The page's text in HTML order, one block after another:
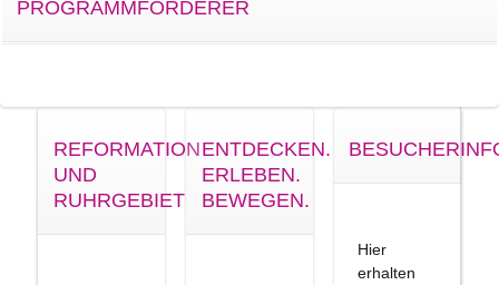
PROGRAMMFÖRDERER
REFORMATION
UND
RUHRGEBIET
ENTDECKEN.
ERLEBEN.
BEWEGEN.
Hier
erhalten